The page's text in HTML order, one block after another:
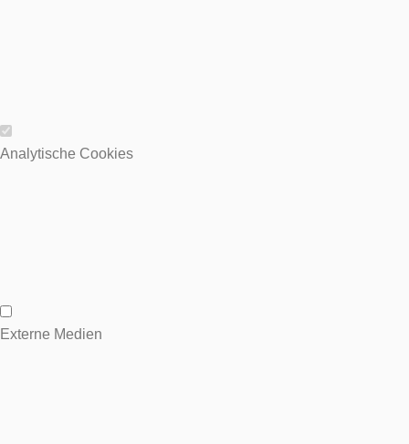
Wesentliche Cookies
Analytische Cookies
Analytische Cookies
Externe Medien